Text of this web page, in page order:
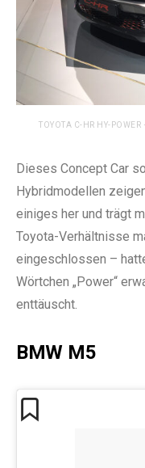
TOYOTA C-HR HY-
Dieses Concept Car
Hybridmodellen
einiges her und trägt
Toyota-Verhältnisse
eingeschlossen –
Wörtchen „Power“
enttäuscht.
BMW M5